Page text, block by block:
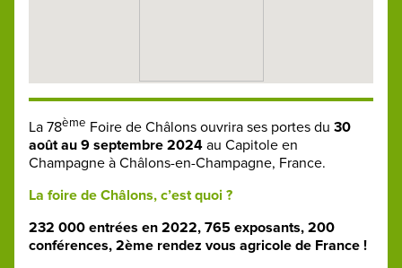
La 78ème Foire de Châlons ouvrira ses portes du 30
août au 9 septembre 2024 au Capitole en
Champagne à Châlons-en-Champagne, France.
La foire de Châlons, c’est quoi ?
232 000 entrées en 2022, 765 exposants, 200
conférences, 2ème rendez vous agricole de France !